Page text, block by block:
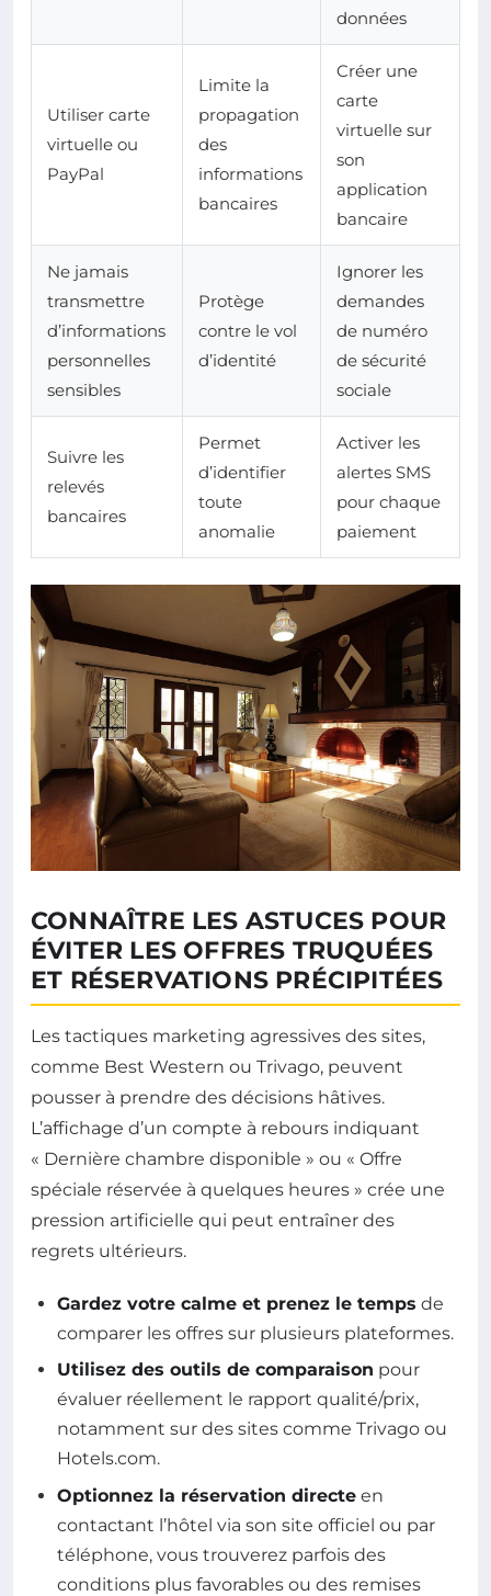
données
Utiliser carte
virtuelle ou
PayPal
Limite la
propagation
des
informations
bancaires
Créer une
carte
virtuelle sur
son
application
bancaire
Ne jamais
transmettre
d’informations
personnelles
sensibles
Protège
contre le vol
d’identité
Ignorer les
demandes
de numéro
de sécurité
sociale
Suivre les
relevés
bancaires
Permet
d’identifier
toute
anomalie
Activer les
alertes SMS
pour chaque
paiement
CONNAÎTRE LES ASTUCES POUR
ÉVITER LES OFFRES TRUQUÉES
ET RÉSERVATIONS PRÉCIPITÉES
Les tactiques marketing agressives des sites,
comme Best Western ou Trivago, peuvent
pousser à prendre des décisions hâtives.
L’affichage d’un compte à rebours indiquant
« Dernière chambre disponible » ou « Offre
spéciale réservée à quelques heures » crée une
pression artificielle qui peut entraîner des
regrets ultérieurs.
Gardez votre calme et prenez le temps de
comparer les offres sur plusieurs plateformes.
Utilisez des outils de comparaison pour
évaluer réellement le rapport qualité/prix,
notamment sur des sites comme Trivago ou
Hotels.com.
Optionnez la réservation directe en
contactant l’hôtel via son site officiel ou par
téléphone, vous trouverez parfois des
conditions plus favorables ou des remises